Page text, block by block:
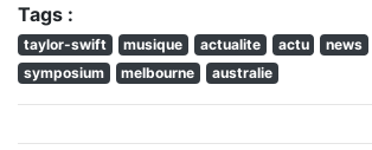
Tags :
taylor-swift musique actualite actu news
symposium
melbourne australie